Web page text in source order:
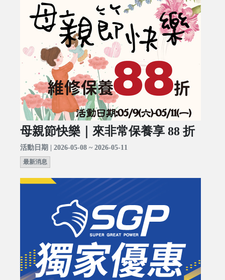
母親節快樂｜來非常保養享 88 折
活動日期 | 2026-05-08 ~ 2026-05-11
最新消息